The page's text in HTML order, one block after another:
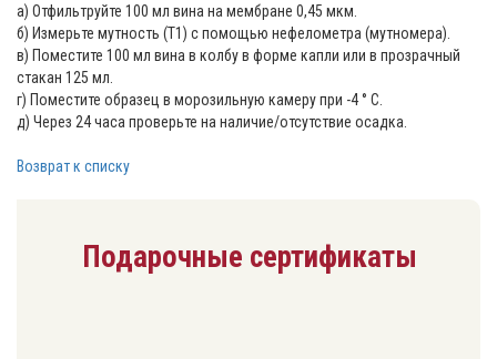
а) Отфильтруйте 100 мл вина на мембране 0,45 мкм.
б) Измерьте мутность (T1) с помощью нефелометра (мутномера).
в) Поместите 100 мл вина в колбу в форме капли или в прозрачный
стакан 125 мл.
г) Поместите образец в морозильную камеру при -4 ° С.
д) Через 24 часа проверьте на наличие/отсутствие осадка.
Возврат к списку
Подарочные сертификаты